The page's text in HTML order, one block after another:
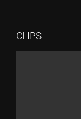
CLIPS